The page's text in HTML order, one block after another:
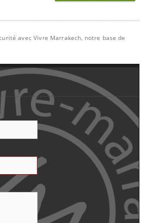
avec Vivre Marrakech, notre base de